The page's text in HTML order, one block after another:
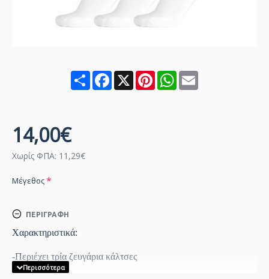
ShareFacebook
X PinterestWhatsApp
Email
ΠΕΡΙΓΡΑΦΉ
Χαρακτηριστικά:
-Περιέχει τρία ζευγάρια κάλτσες
14,00€
Χωρίς ΦΠΑ: 11,29€
Μέγεθος